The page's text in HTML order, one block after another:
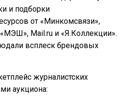
и подборки
от «Минкомсвязи»,
Mail.ru и «Я.Коллекции».
всплеск брендовых
журналистских
аукциона: